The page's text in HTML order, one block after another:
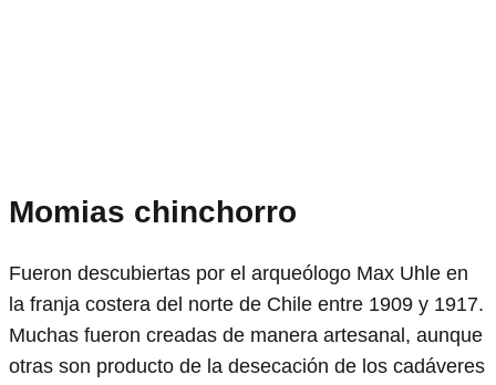
Momias chinchorro
Fueron descubiertas por el arqueólogo Max Uhle en
la franja costera del norte de Chile entre 1909 y 1917.
Muchas fueron creadas de manera artesanal, aunque
otras son producto de la desecación de los cadáveres